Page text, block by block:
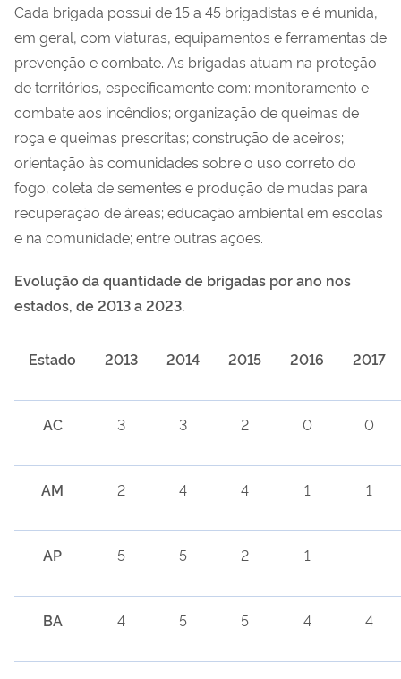
Cada brigada possui de 15 a 45 brigadistas e é munida,
em geral, com viaturas, equipamentos e ferramentas de
prevenção e combate. As brigadas atuam na proteção
de territórios, especificamente com: monitoramento e
combate aos incêndios; organização de queimas de
roça e queimas prescritas; construção de aceiros;
orientação às comunidades sobre o uso correto do
fogo; coleta de sementes e produção de mudas para
recuperação de áreas; educação ambiental em escolas
e na comunidade; entre outras ações.
Evolução da quantidade de brigadas por ano nos
estados, de 2013 a 2023.
Estado 2013 2014 2015 2016 2017
AC 3 3 2 0 0
AM 2 4 4 1 1
AP 5 5 2 1
BA 4 5 5 4 4